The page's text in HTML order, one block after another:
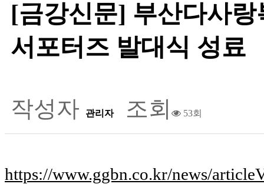
[금강신문] 부산다사
서포터즈 발대식 성료
작성자 관리자 조회 53회
https://www.ggbn.co.kr/news/